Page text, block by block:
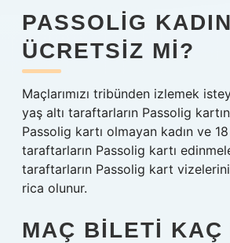
PASSOLIG
ÜCRETSIZ MI?
Maçlarımızı tribünden izlemek
yaş altı taraftarların Passolig
Passolig kartı olmayan kadın ve
taraftarların Passolig kartı
taraftarların Passolig kart
rica olunur.
MAÇ BILETI KAÇ